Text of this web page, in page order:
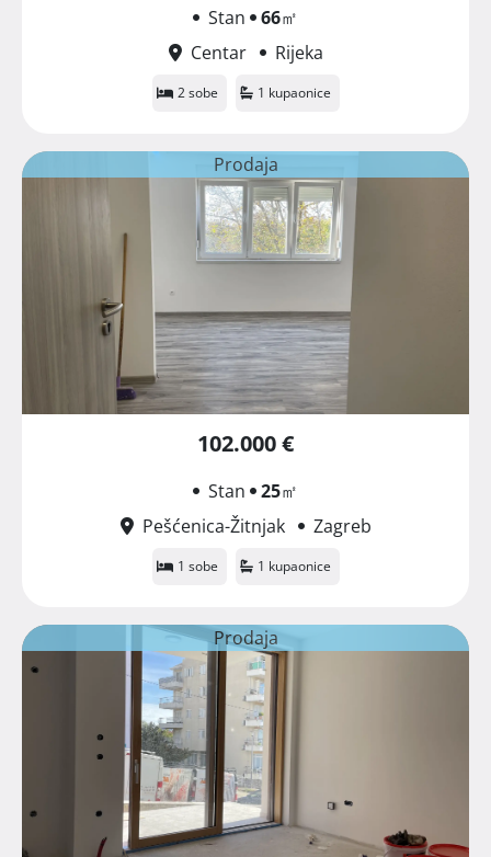
Stan 66㎡
Centar
Rijeka
2 sobe 1 kupaonice
Prodaja
102.000 €
Stan 25㎡
Pešćenica-Žitnjak
Zagreb
1 sobe 1 kupaonice
Prodaja